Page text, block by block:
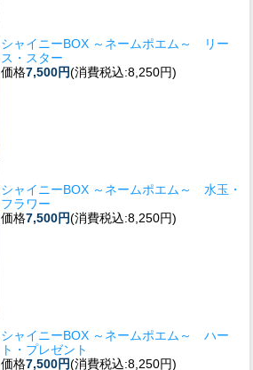
シャイニーBOX ～ネームポエム～ リー
ス・スター
価格7,500円(消費税込:8,250円)
シャイニーBOX ～ネームポエム～ 水玉・
フラワー
価格7,500円(消費税込:8,250円)
シャイニーBOX ～ネームポエム～ ハー
ト・プレゼント
価格7,500円(消費税込:8,250円)